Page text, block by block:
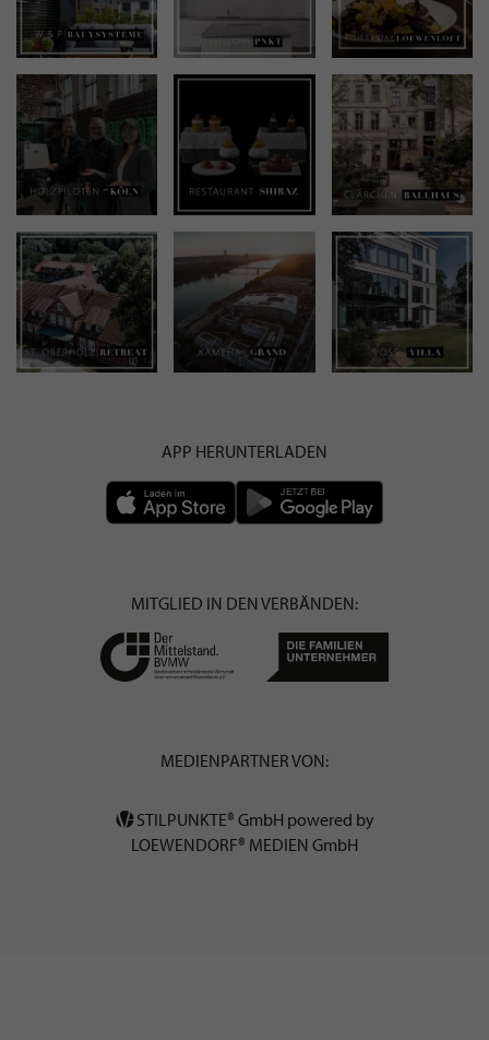
APP HERUNTERLADEN
MITGLIED IN DEN VERBÄNDEN:
MEDIENPARTNER VON:
STILPUNKTE® GmbH powered by
LOEWENDORF® MEDIEN GmbH